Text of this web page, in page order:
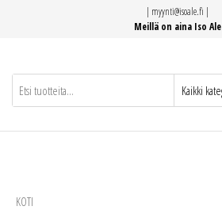
| myynti@isoale.fi |
Meillä on aina Iso Ale
KOTI